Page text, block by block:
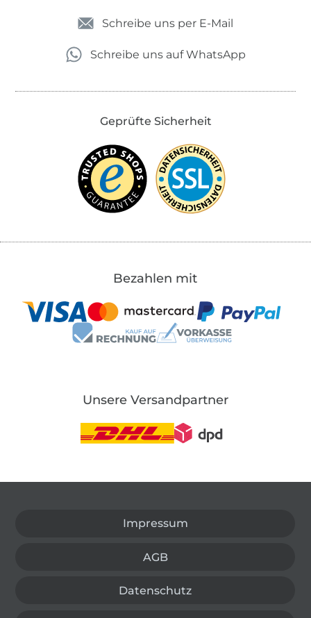
Schreibe uns per E-Mail
Schreibe uns auf WhatsApp
Geprüfte Sicherheit
Bezahlen mit
Unsere Versandpartner
Impressum
AGB
Datenschutz